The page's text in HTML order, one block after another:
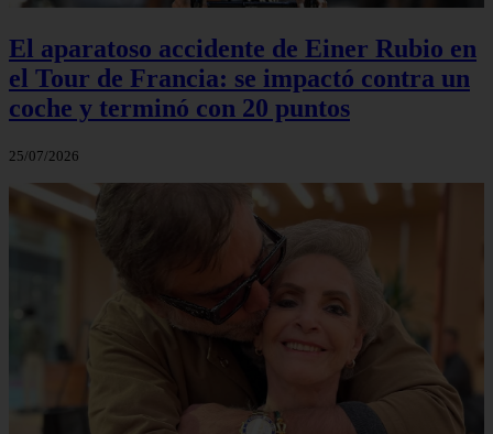
El aparatoso accidente de Einer Rubio en
el Tour de Francia: se impactó contra un
coche y terminó con 20 puntos
25/07/2026